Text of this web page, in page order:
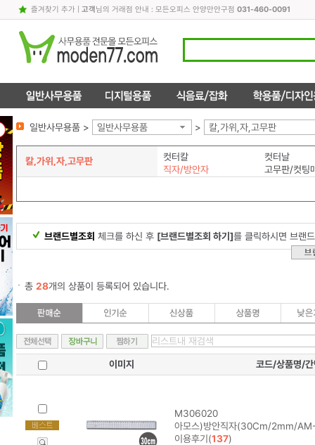
즐겨찾기 추가| 고객님의 거래점 안내 : 모든오피스 안양만안구점 031-460-0091
일반사무용품 > 일반사무용품 > 칼,가위,자,고무판
칼,가위,자,고무판 컷터칼
컷터날
직자/방안자
고무판/컷팅
브랜드별조회 체크를 하신 후 [브랜드별조회 하기]를 클릭하시면 브랜
총 28개의 상품이 등록되어 있습니다.
이미지 코드/상품명/간
M306020
아모스)방안직자(30Cm/2mm/
이용후기(137)